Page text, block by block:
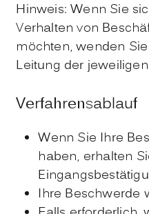
Hinweis: Wenn Sie
Verhalten von
möchten, wenden
Leitung der
Verfahrensablauf
Wenn Sie Ihre
haben, erhalten
Ihre Beschwerde